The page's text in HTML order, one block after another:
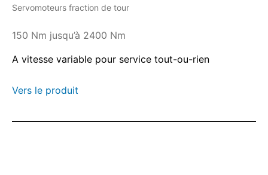
Servomoteurs fraction de tour
150 Nm jusqu’à 2400 Nm
A vitesse variable pour service tout-ou-rien
Vers le produit